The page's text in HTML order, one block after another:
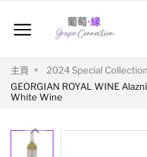
主頁
2024 Special Collection
GEORGIAN ROYAL WINE
White Wine